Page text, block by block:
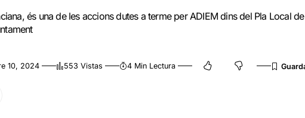
és una de les accions dutes a terme per ADIEM dins del Pla Local de
10, 2024 553 Vistas 4 Min Lectura